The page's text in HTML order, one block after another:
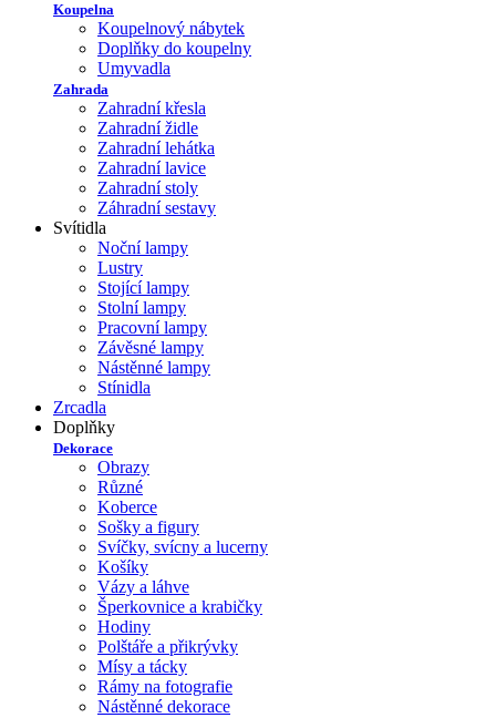
Koupelna
Koupelnový nábytek
Doplňky do koupelny
Umyvadla
Zahrada
Zahradní křesla
Zahradní židle
Zahradní lehátka
Zahradní lavice
Zahradní stoly
Záhradní sestavy
Svítidla
Noční lampy
Lustry
Stojící lampy
Stolní lampy
Pracovní lampy
Závěsné lampy
Nástěnné lampy
Stínidla
Zrcadla
Doplňky
Dekorace
Obrazy
Různé
Koberce
Sošky a figury
Svíčky, svícny a lucerny
Košíky
Vázy a láhve
Šperkovnice a krabičky
Hodiny
Polštáře a přikrývky
Mísy a tácky
Rámy na fotografie
Nástěnné dekorace